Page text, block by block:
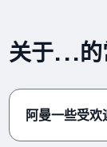
关于...的
阿曼一些受欢